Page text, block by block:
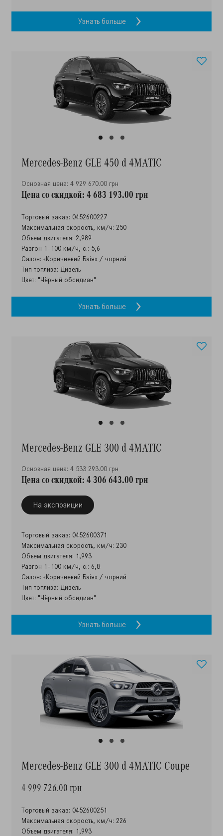
Узнать больше
Mercedes-Benz GLE 450 d 4MATIC
Основная цена: 4 929 670.00 грн
Цена со скидкой: 4 683 193.00 грн
Торговый заказ: 0452600227
Максимальная скорость, км/ч: 250
Объем двигателя: 2,989
Разгон 1–100 км/ч, с.: 5,6
Салон: «Коричневий Баія» / чорний
Тип топлива: Дизель
Цвет: "Чёрный обсидиан"
Узнать больше
Mercedes-Benz GLE 300 d 4MATIC
Основная цена: 4 533 293.00 грн
Цена со скидкой: 4 306 643.00 грн
На экспозиции
Торговый заказ: 0452600371
Максимальная скорость, км/ч: 230
Объем двигателя: 1,993
Разгон 1–100 км/ч, с.: 6,8
Салон: «Коричневий Баія» / чорний
Тип топлива: Дизель
Цвет: "Чёрный обсидиан"
Узнать больше
Mercedes-Benz GLE 300 d 4MATIC Coupe
4 999 726.00 грн
Торговый заказ: 0452600251
Максимальная скорость, км/ч: 226
Объем двигателя: 1,993